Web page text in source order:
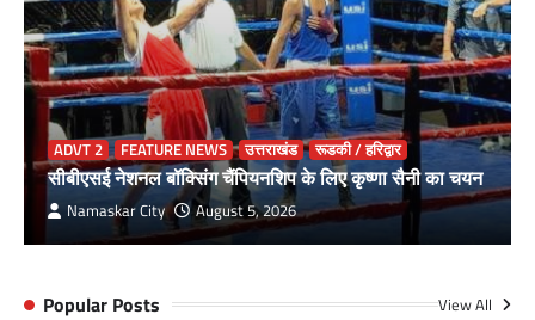
ADVT 2 FEATURE NEWS उत्तराखंड रूडकी / हरिद्वार
सीबीएसई नेशनल बॉक्सिंग चैंपियनशिप के लिए कृष्णा सैनी का चयन
Namaskar City August 5, 2026
Popular Posts View All